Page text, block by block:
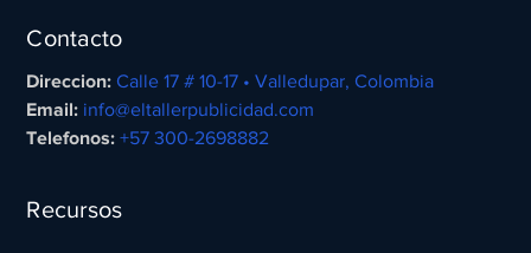
Contacto
Direccion: Calle 17 # 10-17 • Valledupar, Colombia
Email: info@eltallerpublicidad.com
Telefonos: +57 300-2698882
Recursos